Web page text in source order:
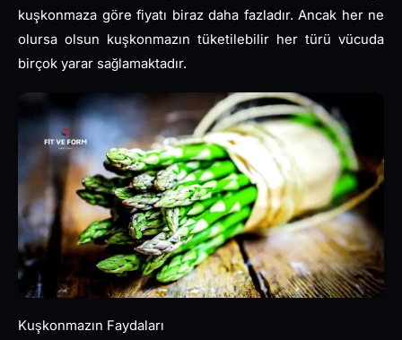
kuşkonmaza göre fiyatı biraz daha fazladır. Ancak her ne
olursa olsun kuşkonmazın tüketilebilir her türü vücuda
birçok yarar sağlamaktadır.
Kuşkonmazın Faydaları